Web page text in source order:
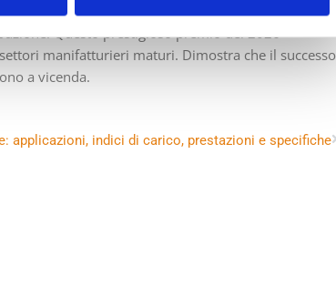
alle tradizionali plastiche multistrato, aiutiamo i
Questo prestigioso premio del 2026
manifatturieri maturi. Dimostra che il successo
a vicenda.
applicazioni, indici di carico, prestazioni e specifiche